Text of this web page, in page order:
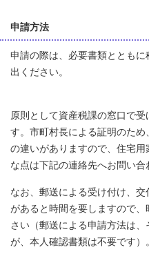
申請方法
申請の際は、必要書類ととも
出ください。
原則として資産税課の窓口で
す。市町村長による証明のた
の違いがありますので、住宅
な点は下記の連絡先へお問い合
なお、郵送による受け付け、
があると時間を要しますので
さい（郵送による申請方法は
が、本人確認書類は不要です）